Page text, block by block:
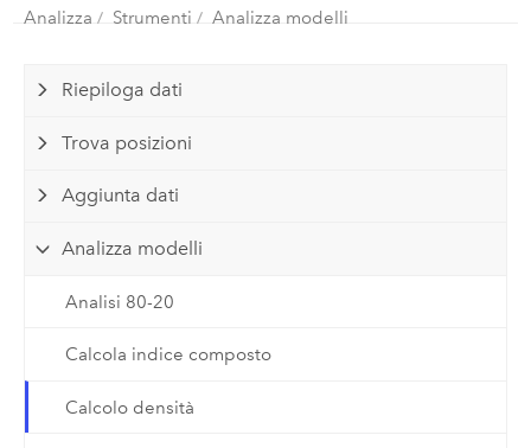
Analizza Strumenti Analizza modelli
Riepiloga dati
Trova posizioni
Aggiunta dati
Analizza modelli
Analisi 80-20
Calcola indice composto
Calcolo densità